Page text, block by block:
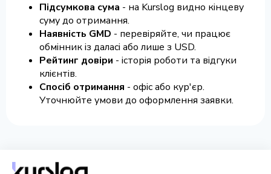
Підсумкова сума - на Kurslog видно кінцеву
суму до отримання.
Наявність GMD - перевіряйте, чи працює
обмінник із даласі або лише з USD.
Рейтинг довіри - історія роботи та відгуки
клієнтів.
Спосіб отримання - офіс або кур'єр.
Уточнюйте умови до оформлення заявки.